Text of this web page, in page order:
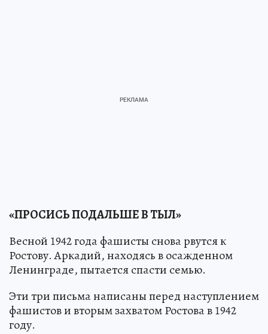
«ПРОСИСЬ ПОДАЛЬШЕ В ТЫЛ»
Весной 1942 года фашисты снова рвутся к
Ростову. Аркадий, находясь в осажденном
Ленинграде, пытается спасти семью.
Эти три письма написаны перед наступлением
фашистов и вторым захватом Ростова в 1942
году.